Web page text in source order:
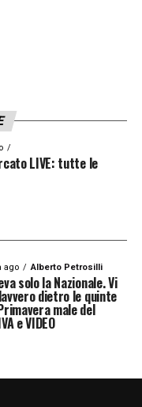
LIVE: tutte le
ago Alberto Petrosilli
solo la Nazionale. Vi
dietro le quinte
male del
e VIDEO